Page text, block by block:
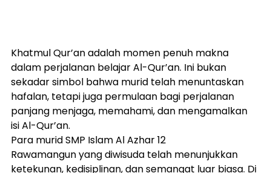
Khatmul Qur’an adalah momen penuh makna
dalam perjalanan belajar Al-Qur’an. Ini bukan
sekadar simbol bahwa murid telah menuntaskan
hafalan, tetapi juga permulaan bagi perjalanan
panjang menjaga, memahami, dan mengamalkan
isi Al-Qur’an.
Para murid SMP Islam Al Azhar 12
Rawamangun yang diwisuda telah menunjukkan
ketekunan, kedisiplinan, dan semangat luar biasa. Di